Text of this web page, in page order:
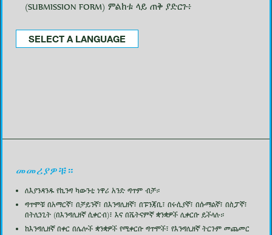
(SUBMISSION FORM) ምልክቱ ላይ ጠቅ ያድርጉ፥
SELECT A LANGUAGE
መመሪያዎቹ።
ለእያንዳንዱ የኪንግ ካውንቲ ነዋሪ አንድ ግጥም ብቻ።
ግጥሞቹ በአማርኛ፣ በቻይንኛ፣ በእንግሊዘኛ፣ በፑንጃቢ፣ በሩሲያኛ፣ በሱማልኛ፣ በስፓኛ፣
በትሊንጊት (በእንግሊዘኛ ሲቀርብ)፣ እና በቬትናምኛ ቋንቋዎች ሊቀርቡ ይችላሉ።
ከእንግሊዘኛ በቀር በሌሎች ቋንቋዎች የሚቀርቡ ግጥሞች፣ የእንግሊዘኛ ትርጉም መጨመር